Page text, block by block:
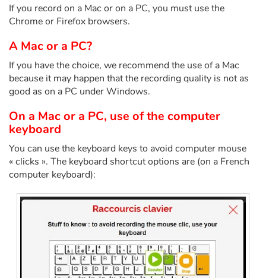
Les animaux
Autour du monde
Apprentissage
Art, espace, activité
Documentaires
En famille
Fêtes et évènements
If you record on a Mac or on a PC, you must use the
Chrome or Firefox browsers.
A Mac or a PC?
If you have the choice, we recommend the use of a Mac
because it may happen that the recording quality is not as
good as on a PC under Windows.
On a Mac or a PC, use of the computer
keyboard
You can use the keyboard keys to avoid computer mouse
« clicks ». The keyboard shortcut options are (on a French
computer keyboard):